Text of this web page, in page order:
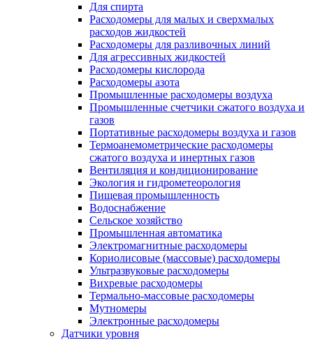
Для спирта
Расходомеры для малых и сверхмалых
расходов жидкостей
Расходомеры для разливочных линий
Для агрессивных жидкостей
Расходомеры кислорода
Расходомеры азота
Промышленные расходомеры воздуха
Промышленные счетчики сжатого воздуха и
газов
Портативные расходомеры воздуха и газов
Термоанемометрические расходомеры
сжатого воздуха и инертных газов
Вентиляция и кондиционирование
Экология и гидрометеорология
Пищевая промышленность
Водоснабжение
Сельское хозяйство
Промышленная автоматика
Электромагнитные расходомеры
Кориолисовые (массовые) расходомеры
Ультразвуковые расходомеры
Вихревые расходомеры
Термально-массовые расходомеры
Мутномеры
Электронные расходомеры
Датчики уровня